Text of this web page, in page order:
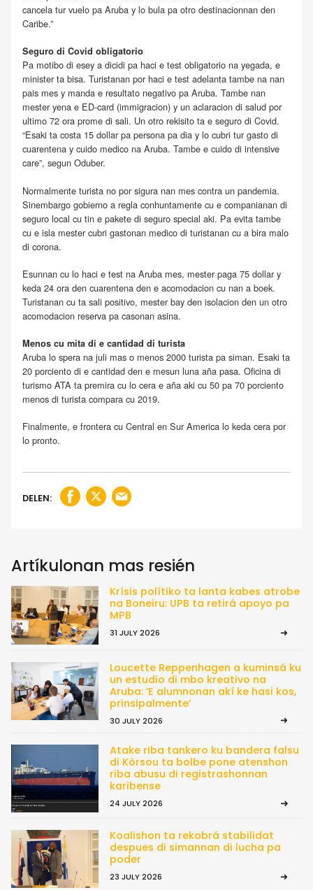
cancela tur vuelo pa Aruba y lo bula pa otro destinacionnan den
Caribe.”
Seguro di Covid obligatorio
Pa motibo di esey a dicidi pa haci e test obligatorio na yegada, e
minister ta bisa. Turistanan por haci e test adelanta tambe na nan
pais mes y manda e resultato negativo pa Aruba. Tambe nan
mester yena e ED-card (immigracion) y un aclaracion di salud por
ultimo 72 ora prome di sali. Un otro rekisito ta e seguro di Covid.
“Esaki ta costa 15 dollar pa persona pa dia y lo cubri tur gasto di
cuarentena y cuido medico na Aruba. Tambe e cuido di intensive
care”, segun Oduber.
Normalmente turista no por sigura nan mes contra un pandemia.
Sinembargo gobierno a regla conhuntamente cu e companianan di
seguro local cu tin e pakete di seguro special aki. Pa evita tambe
cu e isla mester cubri gastonan medico di turistanan cu a bira malo
di corona.
Esunnan cu lo haci e test na Aruba mes, mester paga 75 dollar y
keda 24 ora den cuarentena den e acomodacion cu nan a boek.
Turistanan cu ta sali positivo, mester bay den isolacion den un otro
acomodacion reserva pa casonan asina.
Menos cu mita di e cantidad di turista
Aruba lo spera na juli mas o menos 2000 turista pa siman. Esaki ta
20 porciento di e cantidad den e mesun luna aña pasa. Oficina di
turismo ATA ta premira cu lo cera e aña aki cu 50 pa 70 porciento
menos di turista compara cu 2019.
Finalmente, e frontera cu Central en Sur America lo keda cera por
lo pronto.
DELEN:
Artíkulonan mas resién
Krísis polítiko ta lanta kabes atrobe
na Boneiru: UPB ta retirá apoyo pa
MPB
31 JULY 2026
Loucette Reppenhagen a kuminsá ku
un estudio di mbo kreativo na
Aruba: ‘E alumnonan akí ke hasi kos,
prinsipalmente’
30 JULY 2026
Atake riba tankero ku bandera falsu
di Kòrsou ta bolbe pone atenshon
riba abusu di registrashonnan
karibense
24 JULY 2026
Koalishon ta rekobrá stabilidat
despues di simannan di lucha pa
poder
23 JULY 2026